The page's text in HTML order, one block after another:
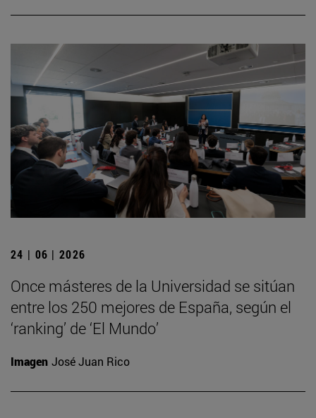
24 | 06 | 2026
Once másteres de la Universidad se sitúan
entre los 250 mejores de España, según el
‘ranking’ de ‘El Mundo’
Imagen José Juan Rico